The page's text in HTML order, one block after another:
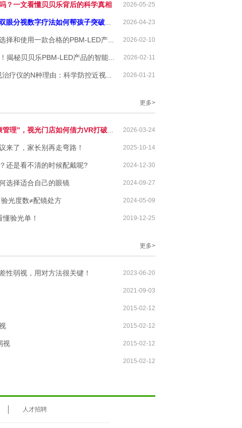
？一文看懂贝贝乐背后的科学真相 2026-05-25
分视数字疗法如何帮孩子突破瓶颈 2026-04-23
和使用一款合格的PBM-LED产品 2026-02-10
贝贝乐PBM-LED产品的智能与便捷设计 2026-02-11
的N种理由：科学防控近视的专业之选 2026-01-21
更多>
”，视光门店如何借力VR打破内卷？ 2026-03-24
来了，家长别再走弯路！ 2025-10-14
还是看不清的时候配戴呢? 2024-12-30
选择适合自己的眼镜 2024-09-27
光度数≠配镜处方 2024-05-09
懂验光单！ 2019-12-25
更多>
性弱视，用对方法很关键！ 2023-06-20
2021-09-03
2015-02-12
2015-02-12
视 2015-02-12
2015-02-12
人才招聘